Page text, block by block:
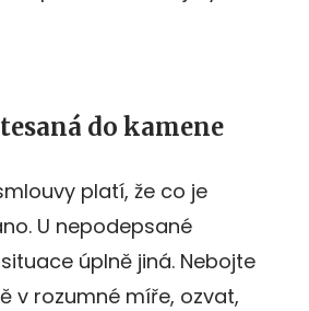
do kamene
platí, že co je
U nepodepsané
úplně jiná. Nebojte
v rozumné míře, ozvat,